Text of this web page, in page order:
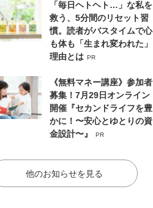
「毎日ヘトヘト…」な私を
救う、5分間のリセット習
慣。読者がバスタイムで心
も体も「生まれ変われた」
理由とは PR
《無料マネー講座》参加者
募集！7月29日オンライン
開催『セカンドライフを豊
かに！〜安心とゆとりの資
金設計〜』
PR
他のお知らせを見る